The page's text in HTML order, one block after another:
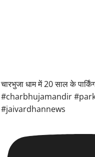
चारभुजा धाम में 20 साल के
#charbhujamandir
#jaivardhannews